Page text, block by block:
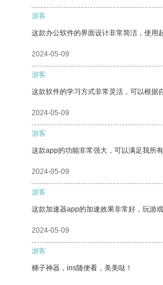
游客
这款办公软件的界面设计非常简洁，使用
2024-05-09
游客
这款软件的学习方式非常灵活，可以根据
2024-05-09
游客
这款app的功能非常强大，可以满足我所
2024-05-09
游客
这款加速器app的加速效果非常好，玩游
2024-05-09
游客
梯子神器，ins随便看，美美哒！